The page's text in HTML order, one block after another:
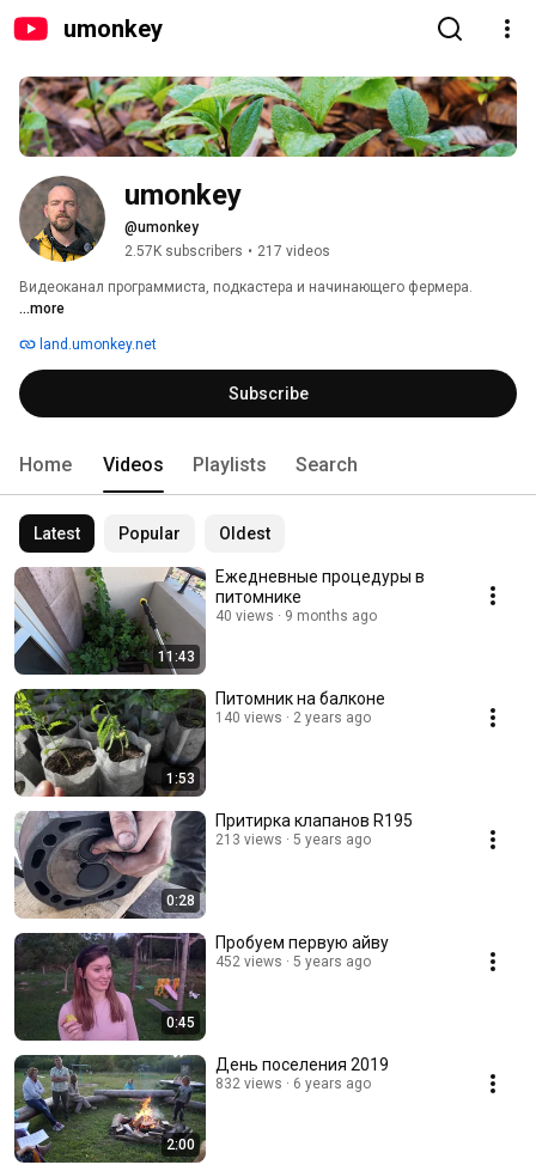
umonkey
umonkey
@umonkey
2.57K subscribers • 217 videos
Видеоканал программиста, подкастера и начинающего фермера.
...more
land.umonkey.net
Subscribe
Home Videos Playlists Search
Latest Popular Oldest
11:43
Ежедневные процедуры в
питомнике
40 views 9 months ago
1:53
Питомник на балконе
140 views 2 years ago
0:28
Притирка клапанов R195
213 views 5 years ago
0:45
Пробуем первую айву
452 views 5 years ago
2:00
День поселения 2019
832 views 6 years ago